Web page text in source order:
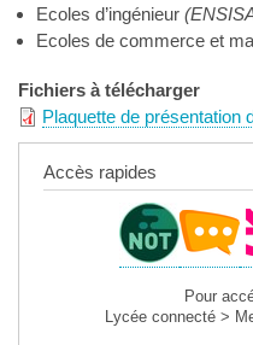
Ecoles d’ingénieur
Ecoles de commerce et
Fichiers à télécharger
Plaquette de présentation
Accès rapides
Pour
Lycée connecté >